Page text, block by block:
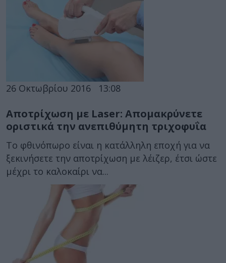
26 Οκτωβρίου 2016 13:08
Αποτρίχωση με Laser: Απομακρύνετε
οριστικά την ανεπιθύμητη τριχοφυΐα
Το φθινόπωρο είναι η κατάλληλη εποχή για να
ξεκινήσετε την αποτρίχωση με λέιζερ, έτσι ώστε
μέχρι το καλοκαίρι να...